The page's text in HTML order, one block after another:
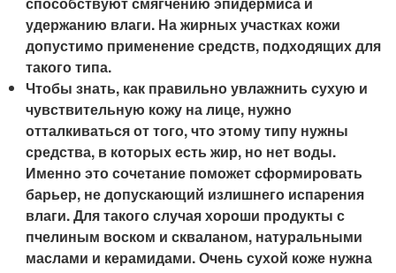
удержанию влаги. На жирных участках кожи
допустимо применение средств, подходящих для
такого типа.
Чтобы знать, как правильно увлажнить сухую и
чувствительную кожу на лице, нужно
отталкиваться от того, что этому типу нужны
средства, в которых есть жир, но нет воды.
Именно это сочетание поможет сформировать
барьер, не допускающий излишнего испарения
влаги. Для такого случая хороши продукты с
пчелиным воском и скваланом, натуральными
маслами и керамидами. Очень сухой коже нужна